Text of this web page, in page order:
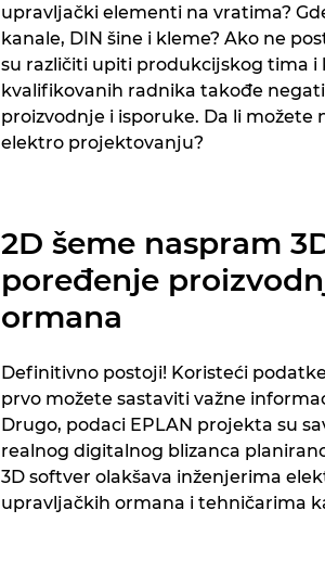
upravljački elementi na vratima?
kanale, DIN šine i kleme? Ako ne
su različiti upiti produkcijskog tima
kvalifikovanih radnika takođe
proizvodnje i isporuke. Da li možete
elektro projektovanju?
2D šeme naspram
poređenje
ormana
Definitivno postoji! Koristeći
prvo možete sastaviti važne
Drugo, podaci EPLAN projekta su
realnog digitalnog blizanca
3D softver olakšava inženjerima
upravljačkih ormana i tehničarima